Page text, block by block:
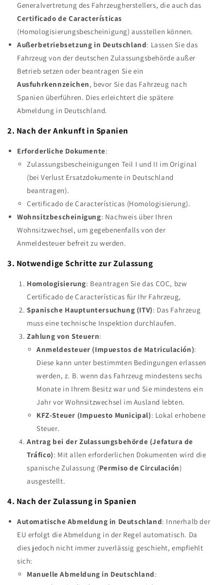
Generalvertretung des Fahrzeugherstellers, die auch das
Certificado de Características
(Homologisierungsbescheinigung) ausstellen können.
Außerbetriebsetzung in Deutschland: Lassen Sie das
Fahrzeug von der deutschen Zulassungsbehörde außer
Betrieb setzen oder beantragen Sie ein
Ausfuhrkennzeichen, bevor Sie das Fahrzeug nach
Spanien überführen. Dies erleichtert die spätere
Abmeldung in Deutschland.
2. Nach der Ankunft in Spanien
Erforderliche Dokumente:
Zulassungsbescheinigungen Teil I und II im Original
(bei Verlust Ersatzdokumente in Deutschland
beantragen).
Certificado de Características (Homologisierung).
Wohnsitzbescheinigung: Nachweis über Ihren
Wohnsitzwechsel, um gegebenenfalls von der
Anmeldesteuer befreit zu werden.
3. Notwendige Schritte zur Zulassung
Homologisierung: Beantragen Sie das COC, bzw
Certificado de Características für Ihr Fahrzeug,
Spanische Hauptuntersuchung (ITV): Das Fahrzeug
muss eine technische Inspektion durchlaufen.
Zahlung von Steuern:
Anmeldesteuer (Impuestos de Matriculación):
Diese kann unter bestimmten Bedingungen erlassen
werden, z. B. wenn das Fahrzeug mindestens sechs
Monate in Ihrem Besitz war und Sie mindestens ein
Jahr vor Wohnsitzwechsel im Ausland lebten.
KFZ-Steuer (Impuesto Municipal): Lokal erhobene
Steuer.
Antrag bei der Zulassungsbehörde (Jefatura de
Tráfico): Mit allen erforderlichen Dokumenten wird die
spanische Zulassung (Permiso de Circulación)
ausgestellt.
4. Nach der Zulassung in Spanien
Automatische Abmeldung in Deutschland: Innerhalb der
EU erfolgt die Abmeldung in der Regel automatisch. Da
dies jedoch nicht immer zuverlässig geschieht, empfiehlt
sich:
Manuelle Abmeldung in Deutschland: